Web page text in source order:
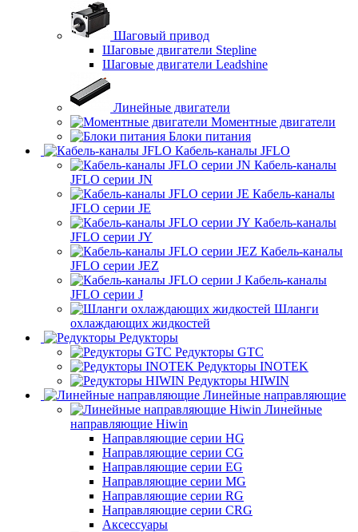
Шаговый привод
Шаговые двигатели Stepline
Шаговые двигатели Leadshine
Линейные двигатели
Моментные двигатели
Блоки питания
Кабель-каналы JFLO
Кабель-каналы
JFLO серии JN
Кабель-каналы
JFLO серии JE
Кабель-каналы
JFLO серии JY
Кабель-каналы
JFLO серии JEZ
Кабель-каналы
JFLO серии J
Шланги
охлаждающих жидкостей
Редукторы
Редукторы GTC
Редукторы INOTEK
Редукторы HIWIN
Линейные направляющие
Линейные
направляющие Hiwin
Направляющие серии HG
Направляющие серии CG
Направляющие серии EG
Направляющие серии MG
Направляющие серии RG
Направляющие серии CRG
Аксессуары